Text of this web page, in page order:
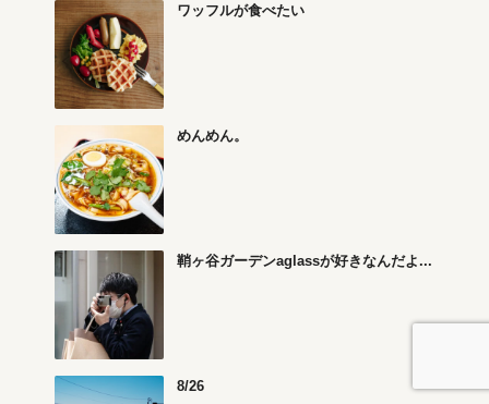
ワッフルが食べたい
めんめん。
鞘ヶ谷ガーデンaglassが好きなんだよ...
8/26